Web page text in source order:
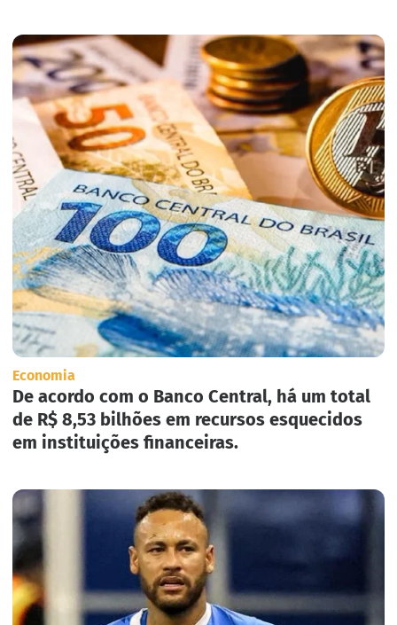
Economia
De acordo com o Banco Central, há um total
de R$ 8,53 bilhões em recursos esquecidos
em instituições financeiras.